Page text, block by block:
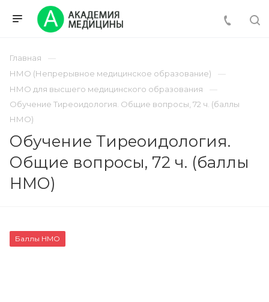
Главная
НМО (Непрерывное медицинское образование)
НМО для высшего медицинского образования
Обучение Тиреоидология. Общие вопросы, 72 ч. (баллы
НМО)
Обучение Тиреоидология.
Общие вопросы, 72 ч. (баллы
НМО)
Баллы НМО